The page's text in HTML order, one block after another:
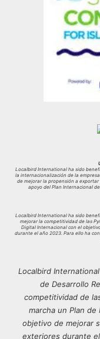
Localbird International ha sido
la internacionalización de la
de mejorar la propensión a
apoyo del Plan Internacional
Localbird International ha sido
mejorar la competitividad de las
Digital Internacional con el
durante el año 2023. Para ello ha
Localbird
de Desarrollo
competitividad de
marcha un Plan
objetivo de mejorar
exteriores durante